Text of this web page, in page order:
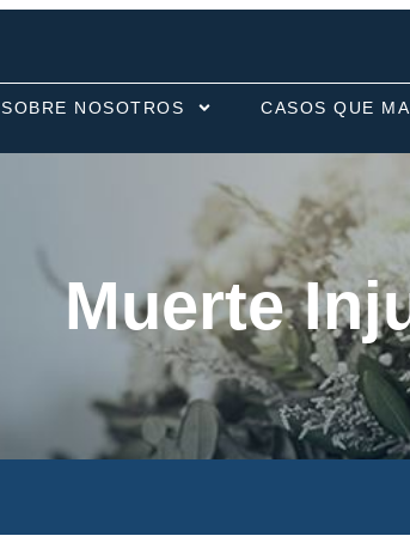
SOBRE NOSOTROS CASOS QUE
Muerte